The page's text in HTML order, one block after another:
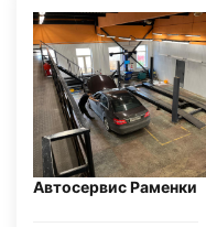
Автосервис Раменки